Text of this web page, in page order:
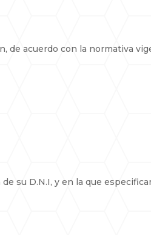
de acuerdo con la normativa
su D.N.I, y en la que